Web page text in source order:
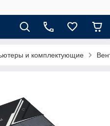
и комплектующие